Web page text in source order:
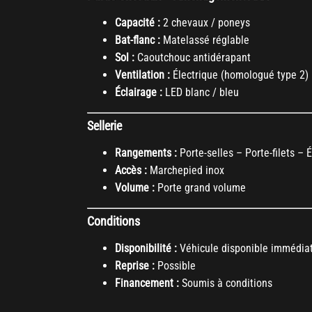
Capacité : 2 chevaux / poneys
Bat-flanc : Matelassé réglable
Sol : Caoutchouc antidérapant
Ventilation : Électrique (homologué type 2)
Éclairage : LED blanc / bleu
Sellerie
Rangements : Porte-selles – Porte-filets –
Accès : Marchepied inox
Volume : Porte grand volume
Conditions
Disponibilité : Véhicule disponible
Reprise : Possible
Financement : Soumis à conditions